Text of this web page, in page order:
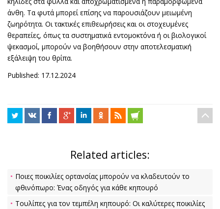
άνθη. Τα φυτά μπορεί επίσης να παρουσιάζουν μειωμένη
ζωηρότητα. Οι τακτικές επιθεωρήσεις και οι στοχευμένες
θεραπείες, όπως τα συστηματικά εντομοκτόνα ή οι βιολογικοί
ψεκασμοί, μπορούν να βοηθήσουν στην αποτελεσματική
εξάλειψη του θρίπα.
Published: 17.12.2024
Related articles:
Ποιες ποικιλίες ορτανσίας μπορούν να κλαδευτούν το
φθινόπωρο: Ένας οδηγός για κάθε κηπουρό
Τουλίπες για τον τεμπέλη κηπουρό: Οι καλύτερες ποικιλίες